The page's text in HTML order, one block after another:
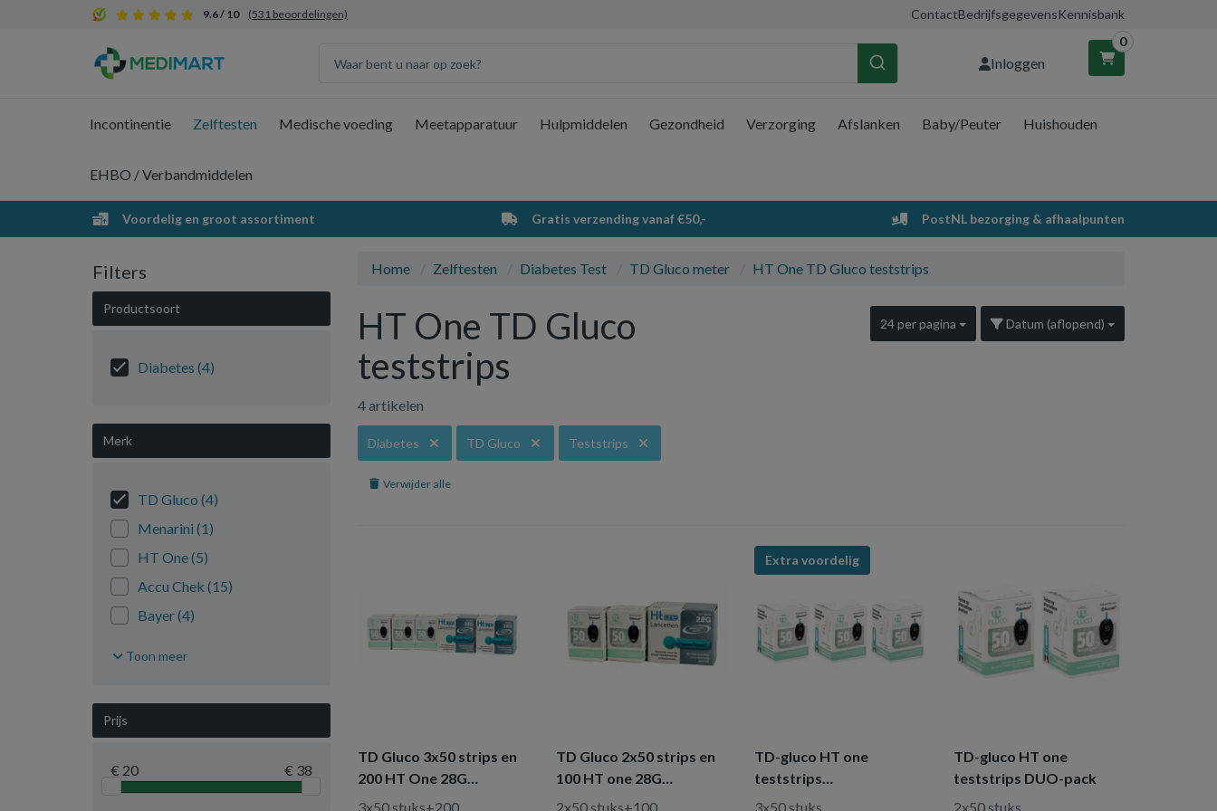
9.6 / 10 (531 beoordelingen) ContactBedrijfsgegevensKennisbank
Inloggen
0
Winkelwagen
Uw winkelwagen is leeg.
Vul hem met producten.
Incontinentie Zelftesten Medische voeding Meetapparatuur Hulpmiddelen Gezondheid Verzorging Afslanken Baby/Peuter Huishouden
EHBO / Verbandmiddelen
Voordelig en groot assortiment Gratis verzending vanaf €50,- PostNL bezorging & afhaalpunten
Filters
Productsoort
Diabetes (4)
Merk
TD Gluco (4)
Menarini (1)
HT One(5)
Accu Chek (15)
Bayer(4)
Freestyle(2)
Toon meer
Prijs
€ 20 € 38
Home Zelftesten Diabetes Test TD Gluco meter HT One TD Gluco teststrips
HT One TD Gluco
teststrips
Datum (aflopend)
24 per pagina
4 artikelen
Diabetes TD Gluco Teststrips
Verwijder alle
TD Gluco 3x50 strips en
200 HT One 28G
lancetten
3x50 stuks+200
TD Gluco 2x50 strips en
100 HT one 28G
lancetten
2x50 stuks+100
Extra voordelig
TD-gluco HT one
teststrips
voordeelverpakking
3x50 stuks
TD-gluco HT one
teststrips DUO-pack
2x50 stuks